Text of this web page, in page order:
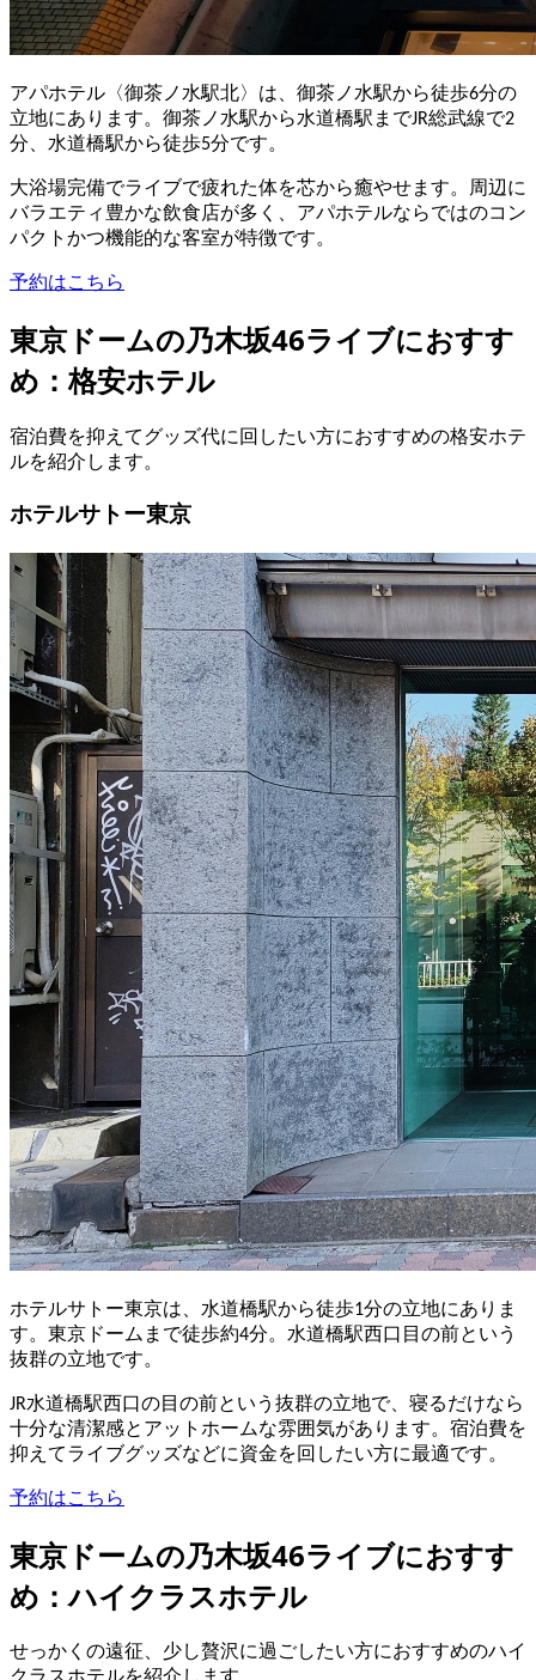
アパホテル〈御茶ノ水駅北〉は、御茶ノ水駅から徒歩6分の
立地にあります。御茶ノ水駅から水道橋駅までJR総武線で2
分、水道橋駅から徒歩5分です。
大浴場完備でライブで疲れた体を芯から癒やせます。周辺に
バラエティ豊かな飲食店が多く、アパホテルならではのコン
パクトかつ機能的な客室が特徴です。
予約はこちら
東京ドームの乃木坂46ライブにおすす
め：格安ホテル
宿泊費を抑えてグッズ代に回したい方におすすめの格安ホテ
ルを紹介します。
ホテルサトー東京
ホテルサトー東京は、水道橋駅から徒歩1分の立地にありま
す。東京ドームまで徒歩約4分。水道橋駅西口目の前という
抜群の立地です。
JR水道橋駅西口の目の前という抜群の立地で、寝るだけなら
十分な清潔感とアットホームな雰囲気があります。宿泊費を
抑えてライブグッズなどに資金を回したい方に最適です。
予約はこちら
東京ドームの乃木坂46ライブにおすす
め：ハイクラスホテル
せっかくの遠征、少し贅沢に過ごしたい方におすすめのハイ